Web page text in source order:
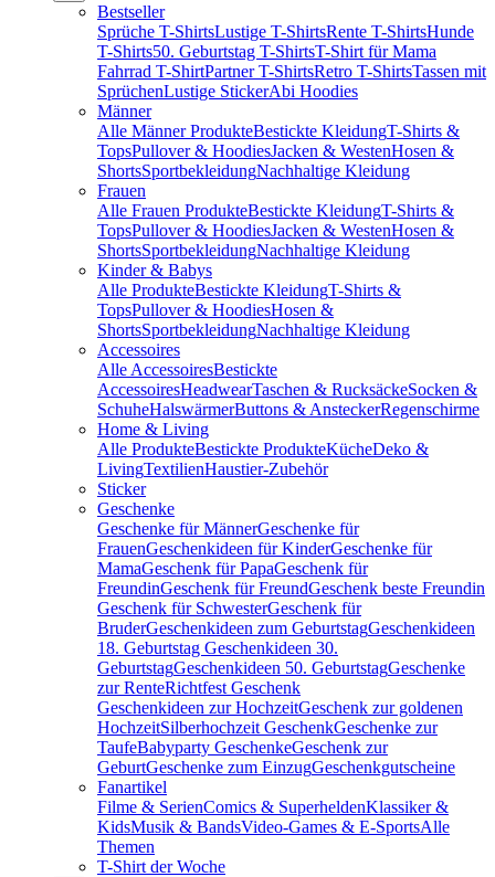
Bestseller
Sprüche T-ShirtsLustige T-ShirtsRente T-ShirtsHunde
T-Shirts50. Geburtstag T-ShirtsT-Shirt für Mama
Fahrrad T-ShirtPartner T-ShirtsRetro T-ShirtsTassen mit
SprüchenLustige StickerAbi Hoodies
Männer
Alle Männer ProdukteBestickte KleidungT-Shirts &
TopsPullover & HoodiesJacken & WestenHosen &
ShortsSportbekleidungNachhaltige Kleidung
Frauen
Alle Frauen ProdukteBestickte KleidungT-Shirts &
TopsPullover & HoodiesJacken & WestenHosen &
ShortsSportbekleidungNachhaltige Kleidung
Kinder & Babys
Alle ProdukteBestickte KleidungT-Shirts &
TopsPullover & HoodiesHosen &
ShortsSportbekleidungNachhaltige Kleidung
Accessoires
Alle AccessoiresBestickte
AccessoiresHeadwearTaschen & RucksäckeSocken &
SchuheHalswärmerButtons & AnsteckerRegenschirme
Home & Living
Alle ProdukteBestickte ProdukteKücheDeko &
LivingTextilienHaustier-Zubehör
Sticker
Geschenke
Geschenke für MännerGeschenke für
FrauenGeschenkideen für KinderGeschenke für
MamaGeschenk für PapaGeschenk für
FreundinGeschenk für FreundGeschenk beste Freundin
Geschenk für SchwesterGeschenk für
BruderGeschenkideen zum GeburtstagGeschenkideen
18. Geburtstag Geschenkideen 30.
GeburtstagGeschenkideen 50. GeburtstagGeschenke
zur RenteRichtfest Geschenk
Geschenkideen zur HochzeitGeschenk zur goldenen
HochzeitSilberhochzeit GeschenkGeschenke zur
TaufeBabyparty GeschenkeGeschenk zur
GeburtGeschenke zum EinzugGeschenkgutscheine
Fanartikel
Filme & SerienComics & SuperheldenKlassiker &
KidsMusik & BandsVideo-Games & E-SportsAlle
Themen
T-Shirt der Woche